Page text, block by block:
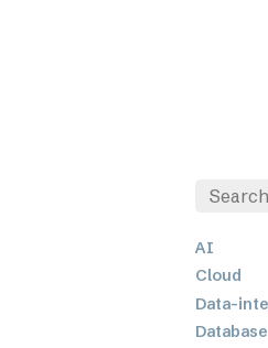
AI
Cloud
Data-